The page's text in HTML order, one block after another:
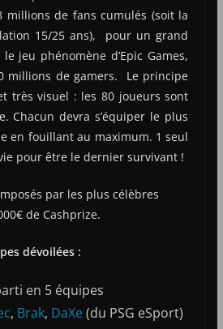
millions de fans cumulés (soit la
15/25 ans), pour un grand
le jeu phénomène d’Epic Games,
millions de gamers. Le principe
très visuel : les 80 joueurs sont
Chacun devra s’équiper le plus
en fouillant au maximum. 1 seul
pour être le dernier survivant !
par les plus célèbres
de Cashprize.
dévoilées :
en 5 équipes
, Brak, DaXe(du PSG eSport)